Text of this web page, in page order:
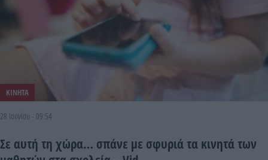
ΚΙΝΗΤΑ
28 Ιουνίου - 09:54
Σε αυτή τη χώρα… σπάνε με σφυριά τα κινητά των